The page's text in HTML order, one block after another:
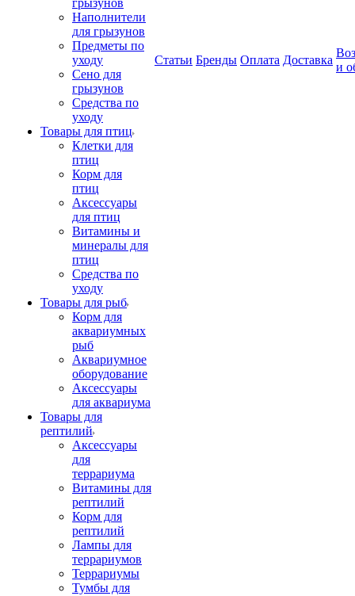
грызунов
Наполнители
для грызунов
Предметы по
уходу
Сено для
грызунов
Средства по
уходу
Товары для птиц
Клетки для
птиц
Корм для
птиц
Аксессуары
для птиц
Витамины и
минералы для
птиц
Средства по
уходу
Товары для рыб
Корм для
аквариумных
рыб
Аквариумное
оборудование
Аксессуары
для аквариума
Товары для
рептилий
Аксессуары
для
террариума
Витамины для
рептилий
Корм для
рептилий
Лампы для
террариумов
Террариумы
Тумбы для
Статьи Бренды Оплата Доставка
и